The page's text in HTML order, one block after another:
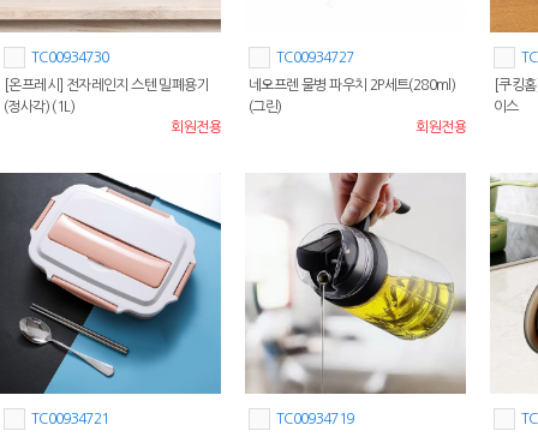
TC00934730
[온프레시] 전자레인지 스텐 밀폐용기
(정사각) (1L)
회원전용
TC00934727
네오프렌 물병 파우치 2P세트(280ml)
(그린)
회원전용
[쿠킹
이스
TC00934721
TC00934719